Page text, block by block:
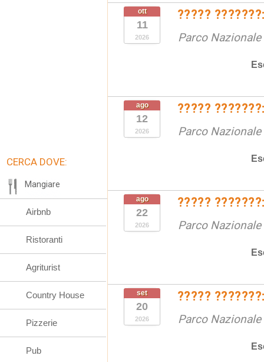
ott
11
2026
?????
Parco
ago
12
2026
?????
Parco
ago
22
2026
?????
Parco
set
20
2026
?????
Parco
CERCA DOVE:
Mangiare
Airbnb
Ristoranti
Agriturist
Country House
Pizzerie
Pub